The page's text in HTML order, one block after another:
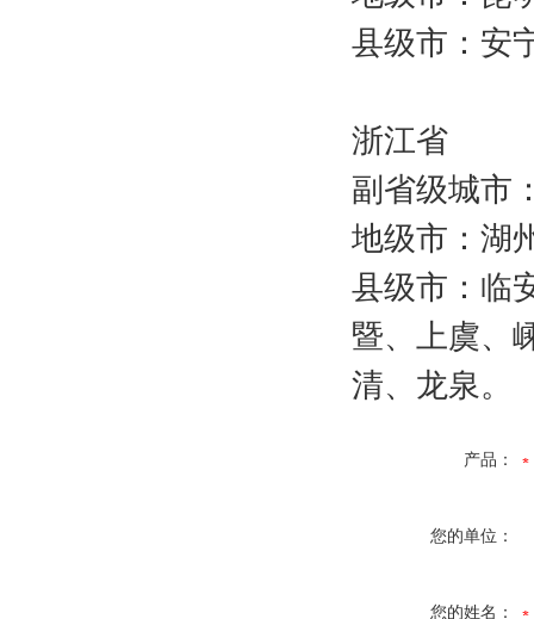
县级市：安
浙江省
副省级城市
地级市：湖
县级市：临
暨、上虞、
清、龙泉。
产品：
您的单位：
您的姓名：